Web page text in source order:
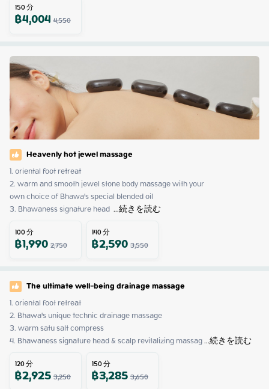
150分
฿4,004 4,550
Heavenly hot jewel massage
1. oriental foot retreat
2. warm and smooth jewel stone body massage with your
own choice of Bhawa's special blended oil
3. Bhawaness signature head ...続きを読む
100分
฿1,9902,750
140分
฿2,5903,550
The ultimate well-being drainage massage
1. oriental foot retreat
2. Bhawa's unique technic drainage massage
3. warm satu salt compress
4. Bhawaness signature head & scalp revitalizing massag ...続きを読む
120分
฿2,9253,250
150分
฿3,2853,650